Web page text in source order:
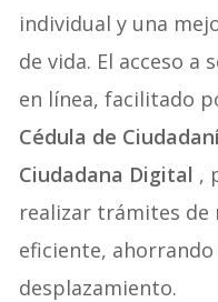
individual y una
de vida. El acceso a
en línea, facilitado
Cédula de
Ciudadana Digital ,
realizar trámites de
eficiente,
desplazamiento.